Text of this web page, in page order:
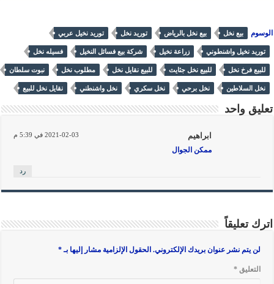
الوسوم بيع نخل بيع نخل بالرياض توريد نخل توريد نخيل عربي
توريد نخيل واشنطوني زراعة نخيل شركة بيع فسائل النخيل فسيله نخل
للبيع فرخ نخل للبيع نخل جثايث للبيع نقايل نخل مطلوب نخل نبوت سلطان
نخل السلاطين نخل برحي نخل سكري نخل واشنطني نقايل نخل للبيع
تعليق واحد
ابراهيم 2021-02-03 في 5:39 م
ممكن الجوال
رد
اترك تعليقاً
لن يتم نشر عنوان بريدك الإلكتروني. الحقول الإلزامية مشار إليها بـ*
التعليق*